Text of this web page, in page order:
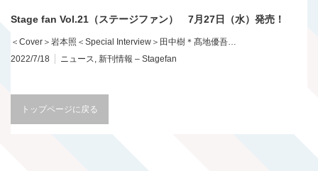
Stage fan Vol.21（ステージファン） 7月27日（水）発売！
＜Cover＞岩本照＜Special Interview＞田中樹＊髙地優吾…
2022/7/18
ニュース 新刊情報 – Stagefan
トップページに戻る